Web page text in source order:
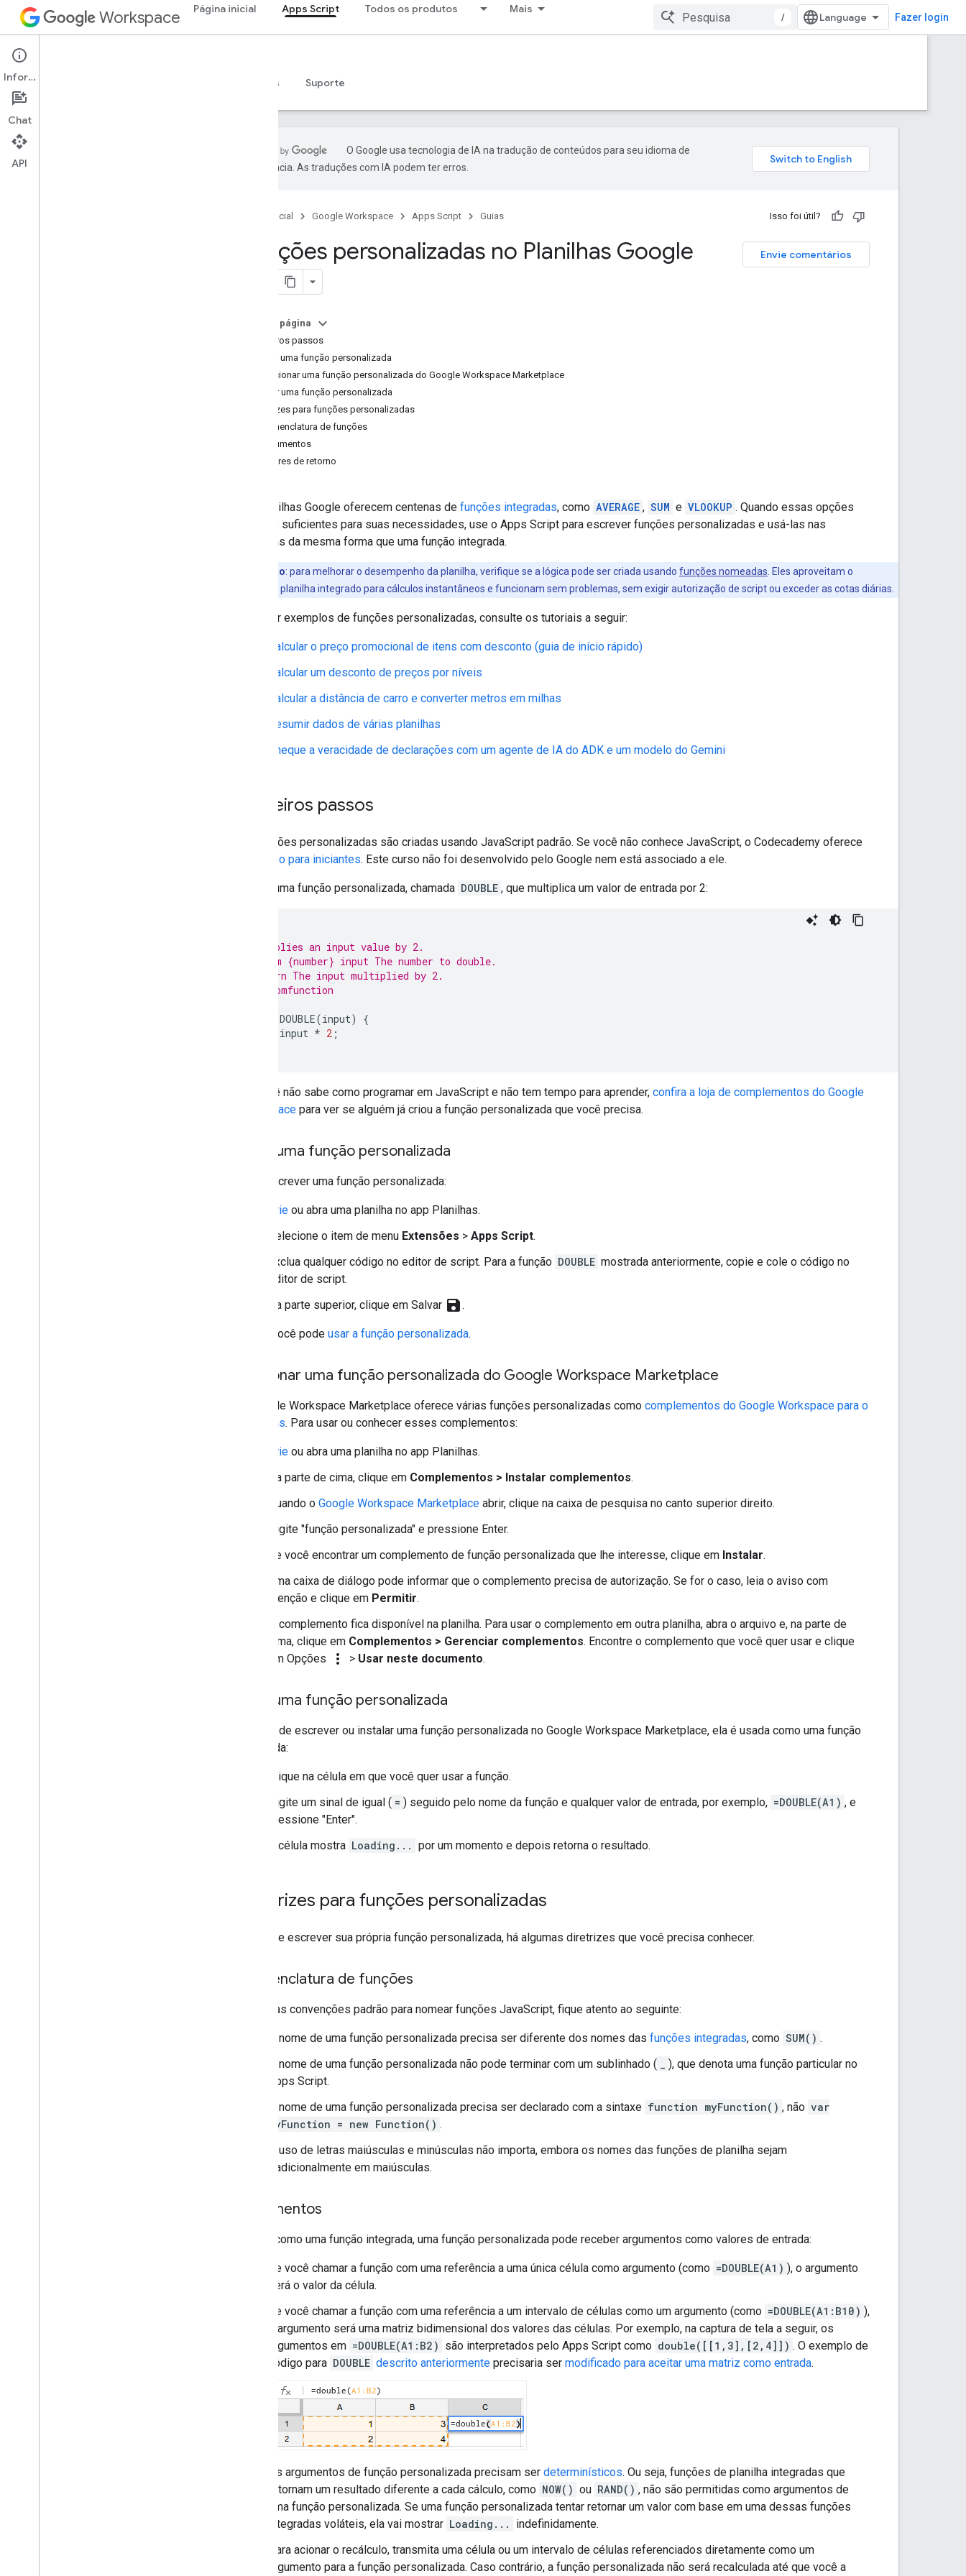
Workspace Página inicial Apps Script Todos os produtos Mais
/ Fazer login
Apps Script
Visão geral Exemplos Suporte
O Google usa tecnologia de IA na tradução de conteúdos para seu idioma de
preferência. As traduções com IA podem ter erros.
Página inicial Google Workspace Apps Script Guias Isso foi útil?
Envie comentários
Funções personalizadas no Planilhas Google
Nesta página
Primeiros passos
Criar uma função personalizada
Adicionar uma função personalizada do Google Workspace Marketplace
Usar uma função personalizada
Diretrizes para funções personalizadas
Nomenclatura de funções
Argumentos
Valores de retorno
As Planilhas Google oferecem centenas de funções integradas, como AVERAGE , SUM e VLOOKUP . Quando essas opções
não são suficientes para suas necessidades, use o Apps Script para escrever funções personalizadas e usá-las nas
Planilhas da mesma forma que uma função integrada.
Observação: para melhorar o desempenho da planilha, verifique se a lógica pode ser criada usando funções nomeadas . Eles aproveitam o
mecanismo de planilha integrado para cálculos instantâneos e funcionam sem problemas, sem exigir autorização de script ou exceder as cotas diárias.
Para ver exemplos de funções personalizadas, consulte os tutoriais a seguir:
Calcular o preço promocional de itens com desconto (guia de início rápido)
Calcular um desconto de preços por níveis
Calcular a distância de carro e converter metros em milhas
Resumir dados de várias planilhas
Cheque a veracidade de declarações com um agente de IA do ADK e um modelo do Gemini
Primeiros passos
As funções personalizadas são criadas usando JavaScript padrão. Se você não conhece JavaScript, o Codecademy oferece
curso para iniciantes. Este curso não foi desenvolvido pelo Google nem está associado a ele.
Esta é uma função personalizada, chamada DOUBLE , que multiplica um valor de entrada por 2:
* Multiplies an input value by 2.
* @param {number} input The number to double.
* @return The input multiplied by 2.
* @customfunction
DOUBLE(input)
{
input * 2 ;
Se você não sabe como programar em JavaScript e não tem tempo para aprender, confira a loja de complementos do Google
Workspace para ver se alguém já criou a função personalizada que você precisa.
Criar uma função personalizada
Para escrever uma função personalizada:
Crie ou abra uma planilha no app Planilhas.
Selecione o item de menu Extensões > Apps Script.
Exclua qualquer código no editor de script. Para a função DOUBLE mostrada anteriormente, copie e cole o código no
editor de script.
Na parte superior, clique em Salvar save.
Agora você pode usar a função personalizada.
Adicionar uma função personalizada do Google Workspace Marketplace
O Google Workspace Marketplace oferece várias funções personalizadas como complementos do Google Workspace para o
Planilhas. Para usar ou conhecer esses complementos:
Crie ou abra uma planilha no app Planilhas.
Na parte de cima, clique em Complementos > Instalar complementos.
Quando o Google Workspace Marketplace abrir, clique na caixa de pesquisa no canto superior direito.
Digite "função personalizada" e pressione Enter.
Se você encontrar um complemento de função personalizada que lhe interesse, clique em Instalar.
Uma caixa de diálogo pode informar que o complemento precisa de autorização. Se for o caso, leia o aviso com
atenção e clique em Permitir.
O complemento fica disponível na planilha. Para usar o complemento em outra planilha, abra o arquivo e, na parte de
cima, clique em Complementos > Gerenciar complementos. Encontre o complemento que você quer usar e clique
em Opções
more_vert > Usar neste documento.
Usar uma função personalizada
Depois de escrever ou instalar uma função personalizada no Google Workspace Marketplace, ela é usada como uma função
integrada:
Clique na célula em que você quer usar a função.
Digite um sinal de igual ( = ) seguido pelo nome da função e qualquer valor de entrada, por exemplo, =DOUBLE(A1) , e
pressione "Enter".
A célula mostra Loading... por um momento e depois retorna o resultado.
Diretrizes para funções personalizadas
Antes de escrever sua própria função personalizada, há algumas diretrizes que você precisa conhecer.
Nomenclatura de funções
Além das convenções padrão para nomear funções JavaScript, fique atento ao seguinte:
O nome de uma função personalizada precisa ser diferente dos nomes das funções integradas, como SUM() .
O nome de uma função personalizada não pode terminar com um sublinhado (
), que denota uma função particular no
Apps Script.
O nome de uma função personalizada precisa ser declarado com a sintaxe function myFunction() , não var
myFunction = new Function() .
O uso de letras maiúsculas e minúsculas não importa, embora os nomes das funções de planilha sejam
tradicionalmente em maiúsculas.
Argumentos
Assim como uma função integrada, uma função personalizada pode receber argumentos como valores de entrada:
Se você chamar a função com uma referência a uma única célula como argumento (como =DOUBLE(A1) ), o argumento
será o valor da célula.
Se você chamar a função com uma referência a um intervalo de células como um argumento (como =DOUBLE(A1:B10) ),
o argumento será uma matriz bidimensional dos valores das células. Por exemplo, na captura de tela a seguir, os
argumentos em =DOUBLE(A1:B2) são interpretados pelo Apps Script como double([[1,3],[2,4]]) . O exemplo de
código para DOUBLE descrito anteriormente precisaria ser modificado para aceitar uma matriz como entrada.
Os argumentos de função personalizada precisam ser determinísticos. Ou seja, funções de planilha integradas que
retornam um resultado diferente a cada cálculo, como NOW() ou RAND() , não são permitidas como argumentos de
uma função personalizada. Se uma função personalizada tentar retornar um valor com base em uma dessas funções
integradas voláteis, ela vai mostrar Loading...
indefinidamente.
Para acionar o recálculo, transmita uma célula ou um intervalo de células referenciados diretamente como um
argumento para a função personalizada. Caso contrário, a função personalizada não será recalculada até que você a
Informações
Chat
API